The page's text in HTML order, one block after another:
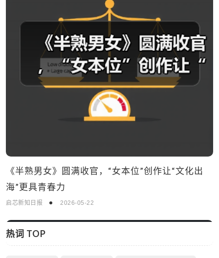
《半熟男女》圆满收官，“女本位”创作让“文化出
海”更具青春力
启芯新知日报 2026-05-22
热词 TOP